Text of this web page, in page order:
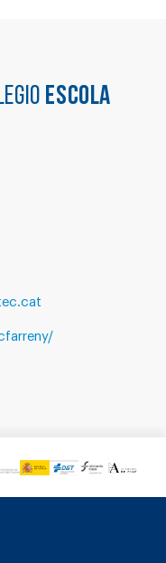
ESCOLA